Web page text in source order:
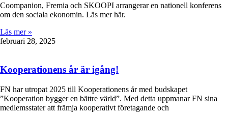
Coompanion, Fremia och SKOOPI arrangerar en nationell konferens
om den sociala ekonomin. Läs mer här.
Läs mer »
februari 28, 2025
Kooperationens år är igång!
FN har utropat 2025 till Kooperationens år med budskapet
”Kooperation bygger en bättre värld”. Med detta uppmanar FN sina
medlemsstater att främja kooperativt företagande och